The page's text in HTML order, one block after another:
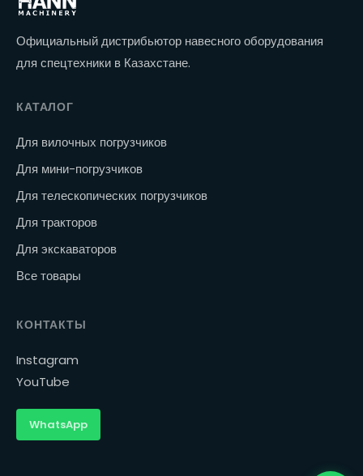
Официальный дистрибьютор навесного оборудования
для спецтехники в Казахстане.
КАТАЛОГ
Для вилочных погрузчиков
Для мини-погрузчиков
Для телескопических погрузчиков
Для тракторов
Для экскаваторов
Все товары
КОНТАКТЫ
Instagram
YouTube
WhatsApp